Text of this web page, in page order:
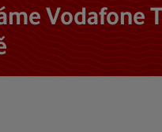
Vodafone